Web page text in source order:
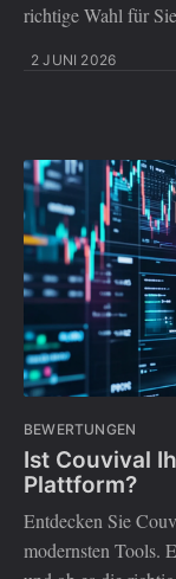
richtige Wahl für
2 JUNI 2026
BEWERTUNGEN
Ist Couvival
Plattform?
Entdecken Sie
modernsten Tools.